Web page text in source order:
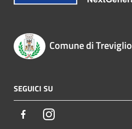
Comune di Treviglio
SEGUICI SU
FacebookInstagram